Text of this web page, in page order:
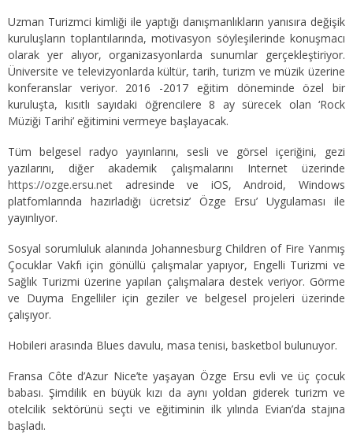
Uzman Turizmci kimliği ile yaptığı danışmanlıkların yanısıra değişik
kuruluşların toplantılarında, motivasyon söyleşilerinde konuşmacı
olarak yer alıyor, organizasyonlarda sunumlar gerçekleştiriyor.
Üniversite ve televizyonlarda kültür, tarih, turizm ve müzik üzerine
konferanslar veriyor. 2016 -2017 eğitim döneminde özel bir
kuruluşta, kısıtlı sayıdaki öğrencilere 8 ay sürecek olan ‘Rock
Müziği Tarihi’ eğitimini vermeye başlayacak.
Tüm belgesel radyo yayınlarını, sesli ve görsel içeriğini, gezi
yazılarını, diğer akademik çalışmalarını Internet üzerinde
https://ozge.ersu.net adresinde ve iOS, Android, Windows
platfomlarında hazırladığı ücretsiz’ Özge Ersu’ Uygulaması ile
yayınlıyor.
Sosyal sorumluluk alanında Johannesburg Children of Fire Yanmış
Çocuklar Vakfı için gönüllü çalışmalar yapıyor, Engelli Turizmi ve
Sağlık Turizmi üzerine yapılan çalışmalara destek veriyor. Görme
ve Duyma Engelliler için geziler ve belgesel projeleri üzerinde
çalışıyor.
Hobileri arasında Blues davulu, masa tenisi, basketbol bulunuyor.
Fransa Côte d’Azur Nice’te yaşayan Özge Ersu evli ve üç çocuk
babası. Şimdilik en büyük kızı da aynı yoldan giderek turizm ve
otelcilik sektörünü seçti ve eğitiminin ilk yılında Evian’da stajına
başladı.